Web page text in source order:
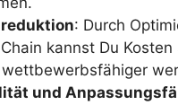
: Durch
kannst Du Kosten
und